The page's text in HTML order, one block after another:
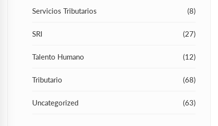
Servicios Tributarios (8)
SRI (27)
Talento Humano (12)
Tributario (68)
Uncategorized (63)